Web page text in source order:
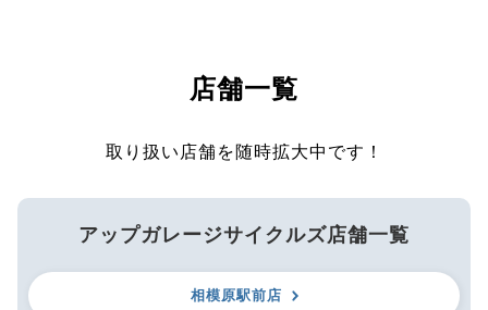
店舗一覧
取り扱い店舗を随時拡大中です！
アップガレージサイクルズ店舗一覧
相模原駅前店